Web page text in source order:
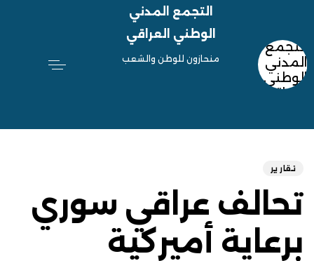
التجمع المدني
الوطني العراقي
منحازون للوطن والشعب
تقارير
تحالف عراقي سوري
برعاية أميركية